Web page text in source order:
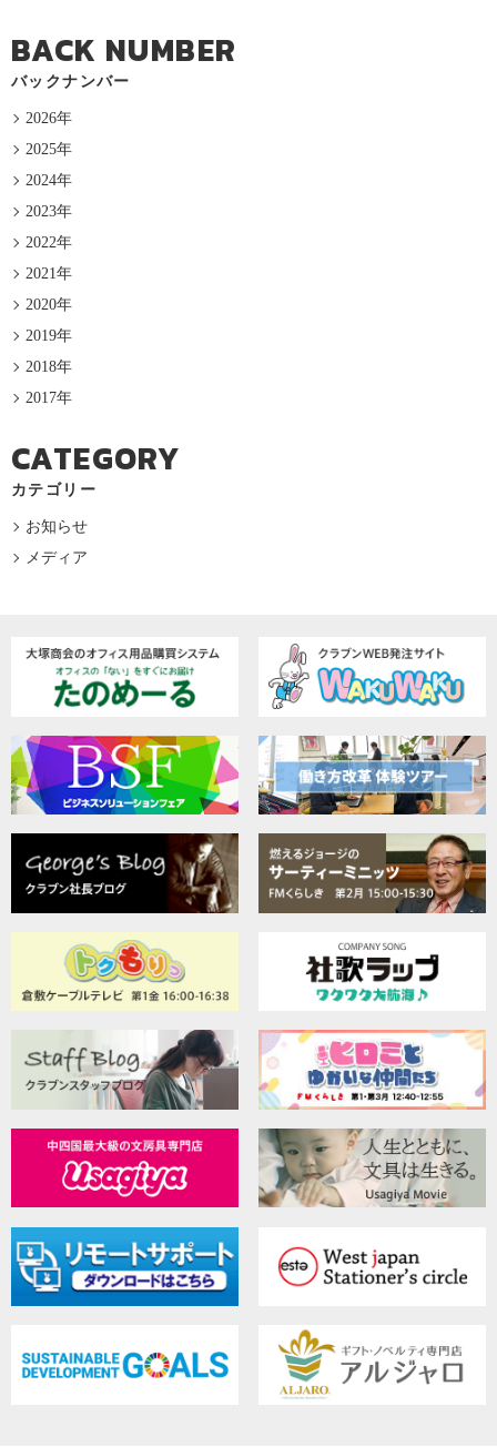
BACK NUMBER
バックナンバー
2026年
2025年
2024年
2023年
2022年
2021年
2020年
2019年
2018年
2017年
CATEGORY
カテゴリー
お知らせ
メディア